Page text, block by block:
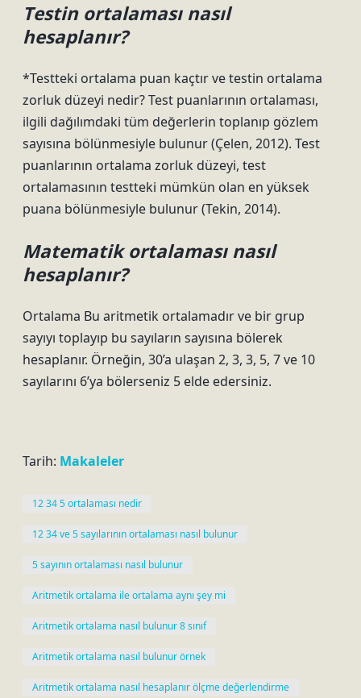
Testin ortalaması nasıl
hesaplanır?
*Testteki ortalama puan kaçtır ve testin ortalama
zorluk düzeyi nedir? Test puanlarının ortalaması,
ilgili dağılımdaki tüm değerlerin toplanıp gözlem
sayısına bölünmesiyle bulunur (Çelen, 2012). Test
puanlarının ortalama zorluk düzeyi, test
ortalamasının testteki mümkün olan en yüksek
puana bölünmesiyle bulunur (Tekin, 2014).
Matematik ortalaması nasıl
hesaplanır?
Ortalama Bu aritmetik ortalamadır ve bir grup
sayıyı toplayıp bu sayıların sayısına bölerek
hesaplanır. Örneğin, 30’a ulaşan 2, 3, 3, 5, 7 ve 10
sayılarını 6’ya bölerseniz 5 elde edersiniz.
Tarih: Makaleler
12 34 5 ortalaması nedir
12 34 ve 5 sayılarının ortalaması nasıl bulunur
5 sayının ortalaması nasıl bulunur
Aritmetik ortalama ile ortalama aynı şey mi
Aritmetik ortalama nasıl bulunur 8 sınıf
Aritmetik ortalama nasıl bulunur örnek
Aritmetik ortalama nasıl hesaplanır ölçme değerlendirme